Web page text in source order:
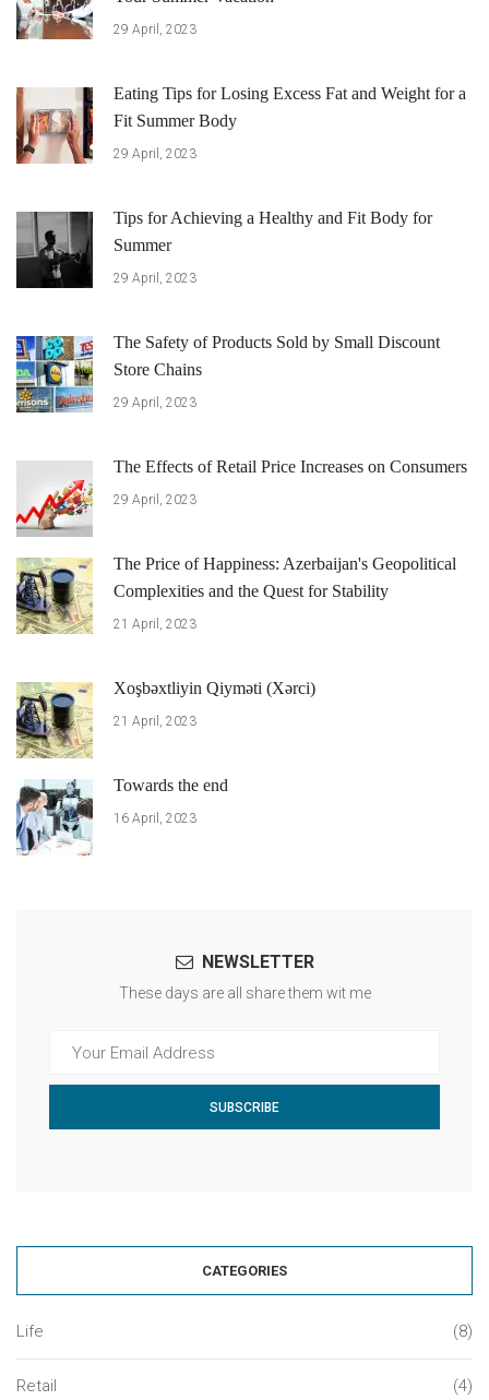
29 April, 2023
Eating Tips for Losing Excess Fat and Weight for a
Fit Summer Body
29 April, 2023
Tips for Achieving a Healthy and Fit Body for
Summer
29 April, 2023
The Safety of Products Sold by Small Discount
Store Chains
29 April, 2023
The Effects of Retail Price Increases on Consumers
29 April, 2023
The Price of Happiness: Azerbaijan's Geopolitical
Complexities and the Quest for Stability
21 April, 2023
Xoşbəxtliyin Qiyməti (Xərci)
21 April, 2023
Towards the end
16 April, 2023
NEWSLETTER
These days are all share them wit me
SUBSCRIBE
CATEGORIES
Life (8)
Retail (4)